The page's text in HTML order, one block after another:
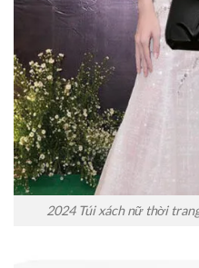
2024 Túi xách nữ thời